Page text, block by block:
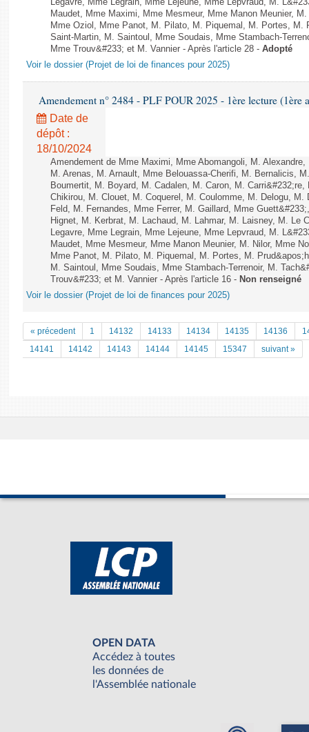
Legavre, Mme Legrain, Mme Lejeune, Mme Lepvraud, M.
Maudet, Mme Maximi, Mme Mesmeur, Mme Manon Meunier,
Mme Oziol, Mme Panot, M. Pilato, M. Piquemal, M. Portes, M.
Saint-Martin, M. Saintoul, Mme Soudais, Mme Stambach-
Mme Trouv&#233; et M. Vannier - Après l'article 28 - Adopté
Voir le dossier (Projet de loi de finances pour 2025)
Amendement n° 2484 - PLF POUR 2025 - 1ère lecture (1ère
Date de
dépôt :
18/10/2024
Amendement de Mme Maximi, Mme Abomangoli, M.
M. Arenas, M. Arnault, Mme Belouassa-Cherifi, M. Bernalicis,
Boumertit, M. Boyard, M. Cadalen, M. Caron, M.
Chikirou, M. Clouet, M. Coquerel, M. Coulomme, M. Delogu, M.
Feld, M. Fernandes, Mme Ferrer, M. Gaillard, Mme
Hignet, M. Kerbrat, M. Lachaud, M. Lahmar, M. Laisney, M. Le
Legavre, Mme Legrain, Mme Lejeune, Mme Lepvraud, M.
Maudet, Mme Mesmeur, Mme Manon Meunier, M. Nilor, Mme
Mme Panot, M. Pilato, M. Piquemal, M. Portes, M.
M. Saintoul, Mme Soudais, Mme Stambach-Terrenoir, M.
Trouv&#233; et M. Vannier - Après l'article 16 - Non renseigné
Voir le dossier (Projet de loi de finances pour 2025)
« précedent 1 14132 14133 14134 14135 14136
14141
14142 14143 14144 14145 15347 suivant »
OPEN DATA
Accédez à toutes
les données de
l'Assemblée nationale